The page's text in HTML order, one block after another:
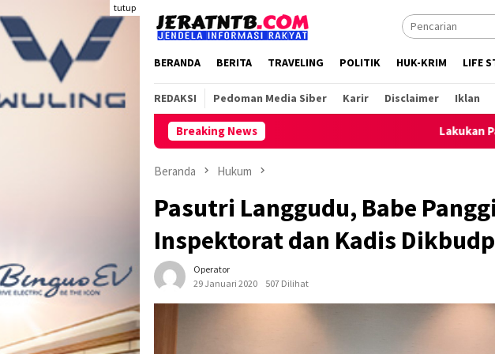
ke
konten
tutup
BERANDA BERITA TRAVELING POLITIK HUK-KRIM LIFE
REDAKSI Pedoman Media Siber Karir Disclaimer Iklan
Breaking News Lakukan Patroli
Beranda Hukum
Pasutri Langgudu, Babe
Inspektorat dan Kadis
Operator
29 Januari 2020
507 Dilihat